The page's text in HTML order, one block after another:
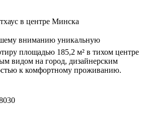
в центре Минска
вниманию уникальную
площадью 185,2 м² в тихом центре
видом на город, дизайнерским
к комфортному проживанию.